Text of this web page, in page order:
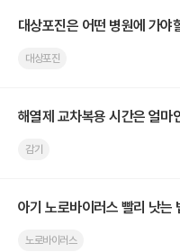
대상포진은 어떤 병원에 가야
대상포진
해열제 교차복용 시간은 얼마
감기
아기 노로바이러스 빨리 낫는
노로바이러스